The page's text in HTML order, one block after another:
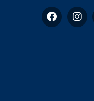
F
a
c
o
I
n
s
g